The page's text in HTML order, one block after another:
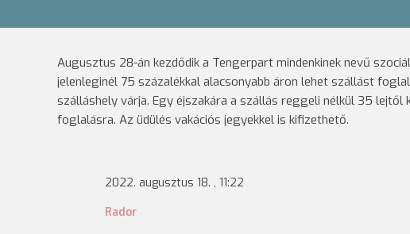
Augusztus 28-án kezdődik a Tengerpart mindenkinek nevű
jelenleginél 75 százalékkal alacsonyabb áron lehet szállást
szálláshely várja. Egy éjszakára a szállás reggeli nélkül 35
foglalásra. Az üdülés vakációs jegyekkel is kifizethető.
2022. augusztus 18. , 11:22
Rador